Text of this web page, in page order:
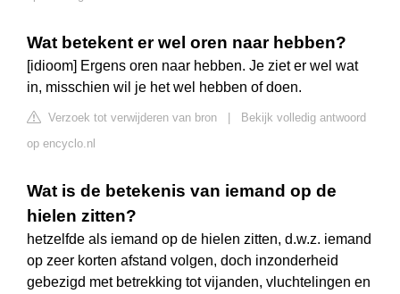
Wat betekent er wel oren naar hebben?
[idioom] Ergens oren naar hebben. Je ziet er wel wat
in, misschien wil je het wel hebben of doen.
Verzoek tot verwijderen van bron | Bekijk volledig antwoord
op encyclo.nl
Wat is de betekenis van iemand op de
hielen zitten?
hetzelfde als iemand op de hielen zitten, d.w.z. iemand
op zeer korten afstand volgen, doch inzonderheid
gebezigd met betrekking tot vijanden, vluchtelingen en